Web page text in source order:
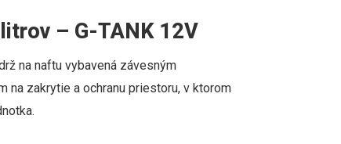
– G-TANK 12V
na naftu vybavená závesným
na zakrytie a ochranu priestoru, v ktorom